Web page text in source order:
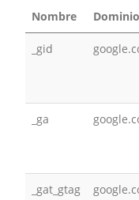
Nombre
Dominio
_gid
_ga
_gat_gtag